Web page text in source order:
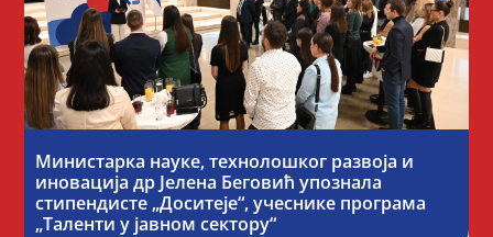
Министарка науке, технолошког развоја и
иновација др Јелена Беговић упознала
стипендисте „Доситеје“, учеснике програма
„Таленти у јавном сектору“